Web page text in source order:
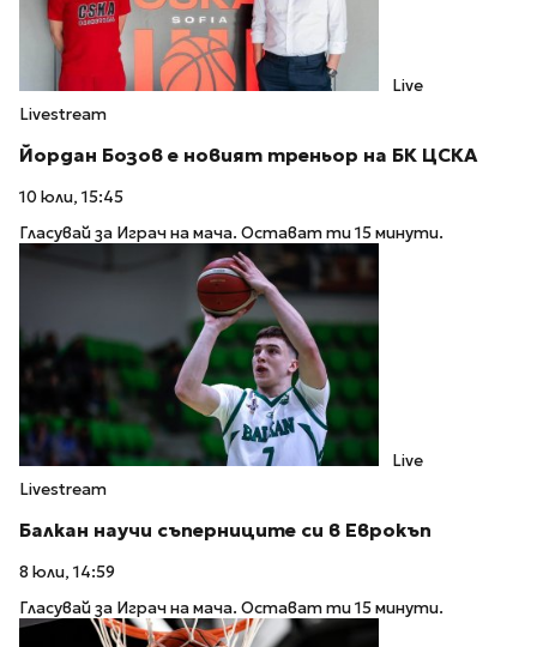
Live
Livestream
Йордан Бозов е новият треньор на БК ЦСКА
10 юли, 15:45
Гласувай за Играч на мача. Остават ти 15 минути.
Live
Livestream
Балкан научи съперниците си в Еврокъп
8 юли, 14:59
Гласувай за Играч на мача. Остават ти 15 минути.